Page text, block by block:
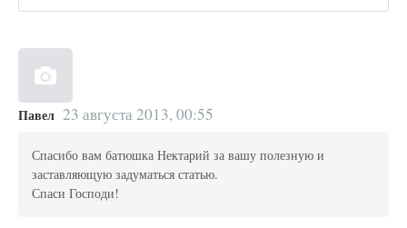
Павел 23 августа 2013, 00:55
Спасибо вам батюшка Нектарий за вашу полезную и
заставляющую задуматься статью.
Спаси Господи!